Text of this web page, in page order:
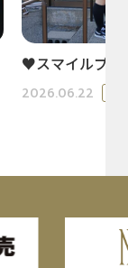
♥スマイルプ
2026.06.22